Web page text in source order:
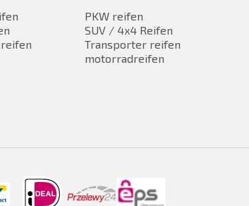
PKW reifen
SUV / 4x4 Reifen
Transporter reifen
motorradreifen